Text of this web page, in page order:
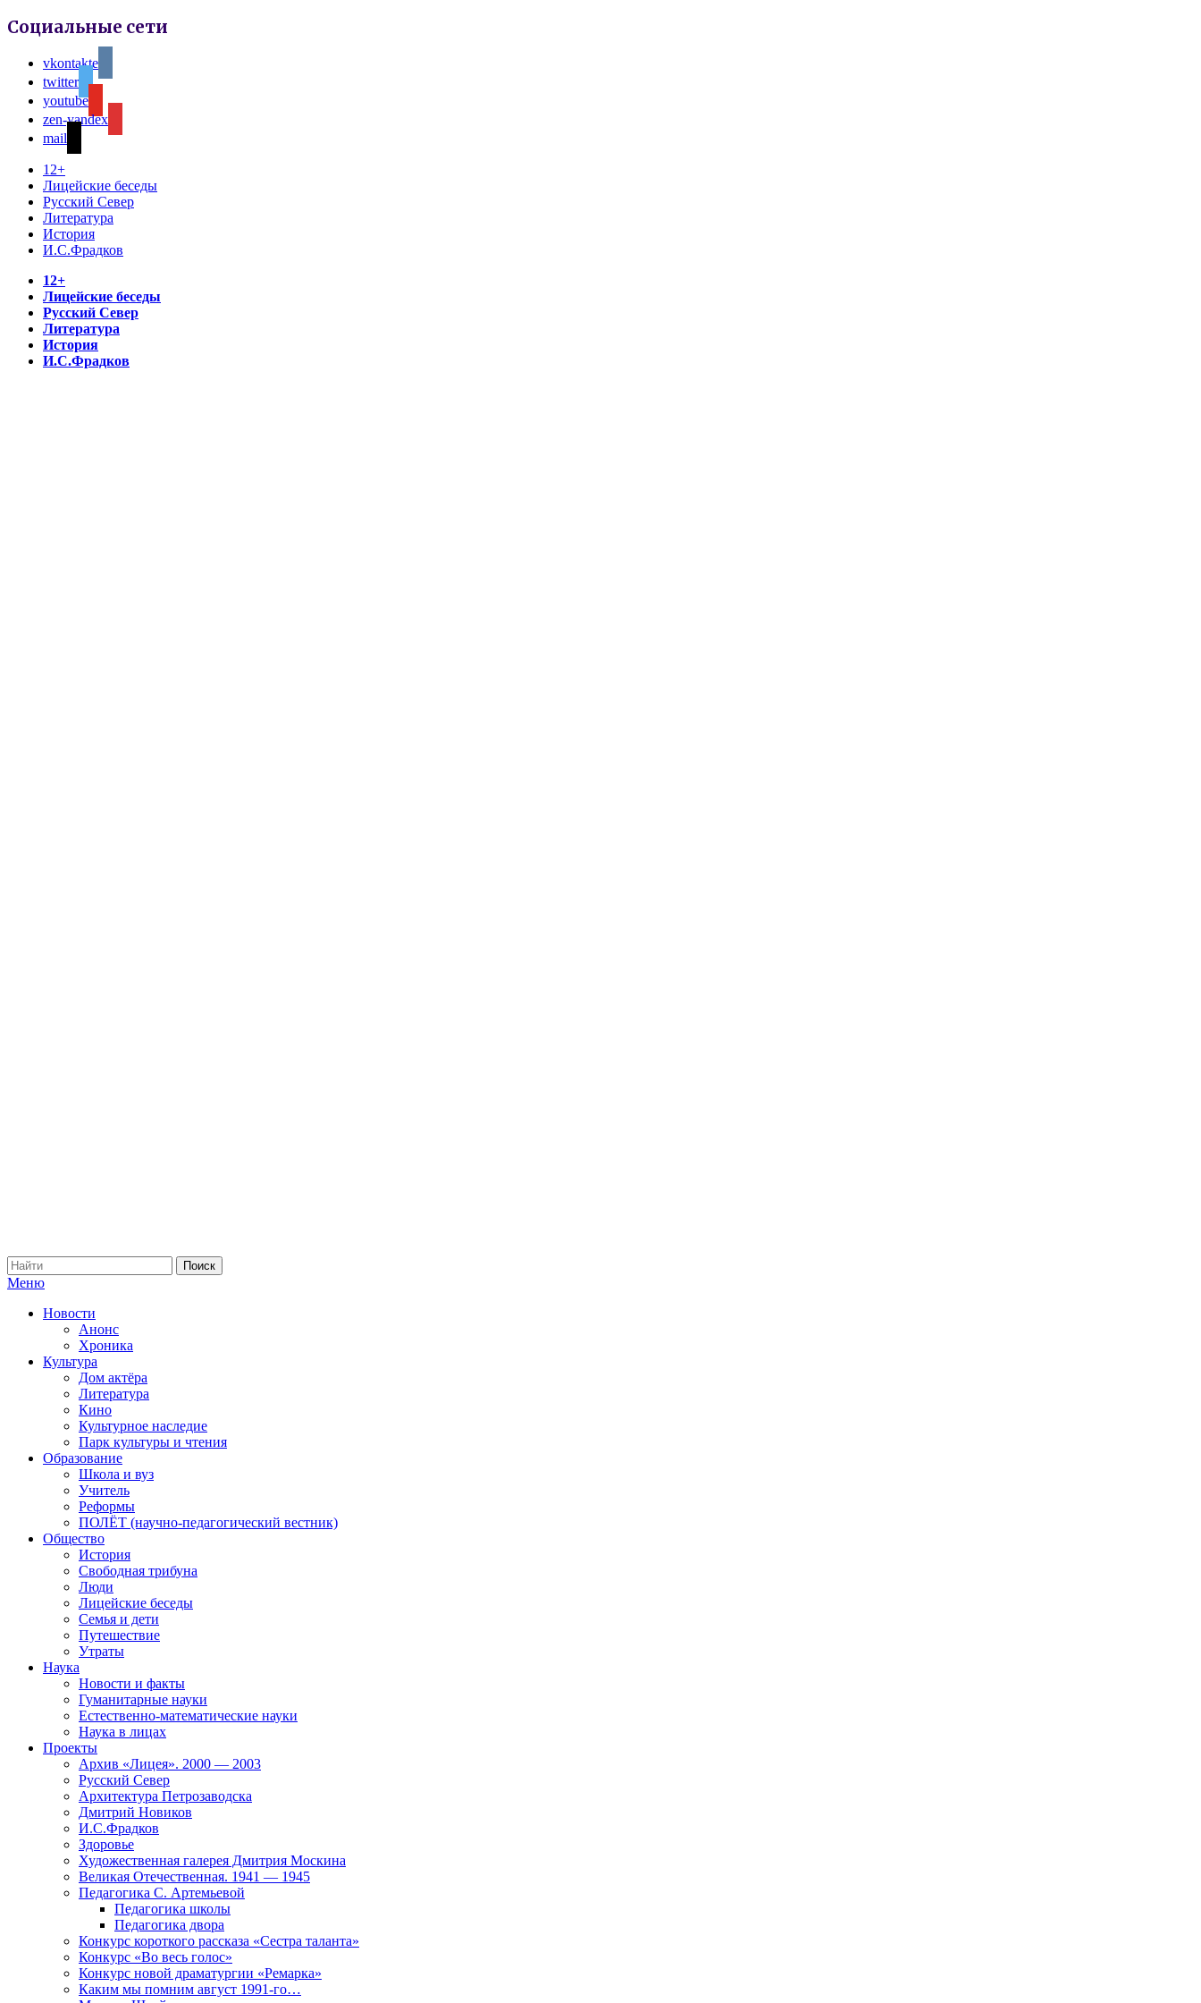
Социальные сети
vkontakte
twitter
youtube
zen-yandex
mail
12+
Лицейские беседы
Русский Север
Литература
История
И.С.Фрадков
12+
Лицейские беседы
Русский Север
Литература
История
И.С.Фрадков
Меню
Новости
Анонс
Хроника
Культура
Дом актёра
Литература
Кино
Культурное наследие
Парк культуры и чтения
Образование
Школа и вуз
Учитель
Реформы
ПОЛЁТ (научно-педагогический вестник)
Общество
История
Свободная трибуна
Люди
Лицейские беседы
Семья и дети
Путешествие
Утраты
Наука
Новости и факты
Гуманитарные науки
Естественно-математические науки
Наука в лицах
Проекты
Архив «Лицея». 2000 — 2003
Русский Север
Архитектура Петрозаводска
Дмитрий Новиков
И.С.Фрадков
Здоровье
Художественная галерея Дмитрия Москина
Великая Отечественная. 1941 — 1945
Педагогика С. Артемьевой
Педагогика школы
Педагогика двора
Конкурс короткого рассказа «Сестра таланта»
Конкурс «Во весь голос»
Конкурс новой драматургии «Ремарка»
Каким мы помним август 1991-го…